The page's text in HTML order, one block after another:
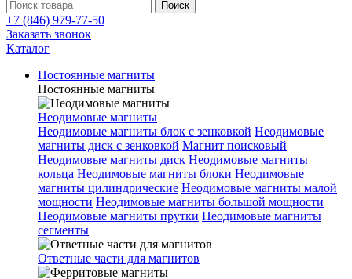
Поиск
+7 (846) 979-77-50
Заказать звонок
Каталог
Постоянные магниты
Постоянные магниты
Неодимовые магниты
Неодимовые магниты блок с зенковкой Неодимовые
магниты диск с зенковкой Магнит поисковый
Неодимовые магниты диск Неодимовые магниты
кольца Неодимовые магниты блоки Неодимовые
магниты цилиндрические Неодимовые магниты малой
мощности Неодимовые магниты большой мощности
Неодимовые магниты прутки Неодимовые магниты
сегменты
Ответные части для магнитов